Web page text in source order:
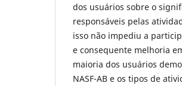
dos usuários sobre o
responsáveis pelas
isso não impediu a
e consequente melhoria
maioria dos usuários
NASF-AB e os tipos de